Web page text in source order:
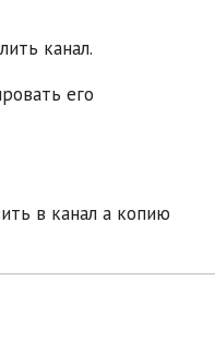
канал.
его
в канал а копию